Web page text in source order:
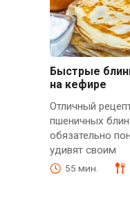
Быстрые
на кефире
Отличный
пшеничных
обязательно
удивят своим
55 мин.